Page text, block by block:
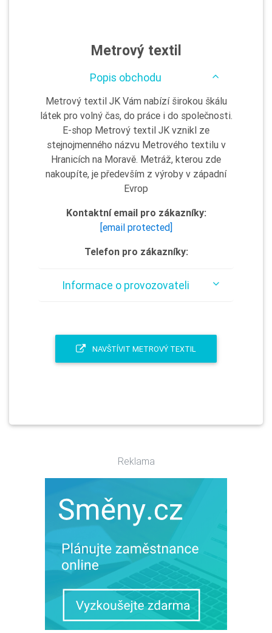
Metrový textil
Popis obchodu
Metrový textil JK Vám nabízí širokou škálu
látek pro volný čas, do práce i do společnosti.
E-shop Metrový textil JK vznikl ze
stejnojmenného názvu Metrového textilu v
Hranicích na Moravě. Metráž, kterou zde
nakoupíte, je především z výroby v západní
Evrop
Kontaktní email pro zákazníky:
[email protected]
Telefon pro zákazníky:
Informace o provozovateli
NAVŠTÍVIT METROVÝ TEXTIL
Reklama